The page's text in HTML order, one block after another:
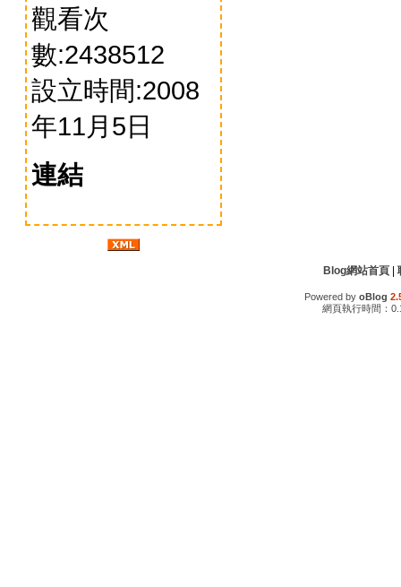
觀看次
數:2438512
設立時間:2008
年11月5日
連結
Blog網站首頁|
Powered by oBlog
網頁執行時間：